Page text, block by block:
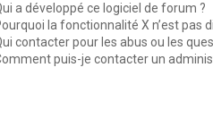
a développé ce logiciel de forum ?
la fonctionnalité X n’est pas
contacter pour les abus ou les
puis-je contacter un